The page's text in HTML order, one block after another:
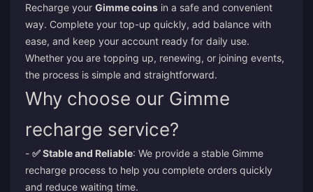
Recharge your Gimme coins in a safe and convenient
way. Complete your top-up quickly, add balance with
ease, and keep your account ready for daily use.
Whether you are topping up, renewing, or joining events,
the process is simple and straightforward.
Why choose our Gimme
recharge service?
- ✅ Stable and Reliable: We provide a stable Gimme
recharge process to help you complete orders quickly
and reduce waiting time.